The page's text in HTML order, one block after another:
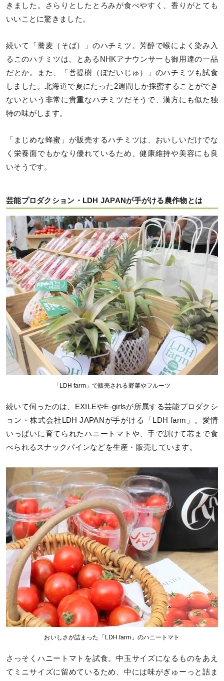
きました。さらりとしたとろみが食べやすく、香りがとても
いいことに驚きました。
続いて「蕎麦（そば）」のハチミツ。芳醇で喉によく染み入
るこのハチミツは、とあるNHKアナウンサーも御用達の一品
だとか。また、「菩提樹（ぼだいじゅ）」のハチミツも試食
しました。北海道で夏にたった2週間しか採蜜することができ
ないという非常に貴重なハチミツだそうで、漢方にも似た独
特の味がします。
「まじめな蜂蜜」が販売するハチミツは、おいしいだけでな
く栄養面でもかなり優れているため、健康維持や美容にも良
いそうです。
芸能プロダクション・LDH JAPANが手がける農作物とは
「LDH farm」で販売される野菜やフルーツ
続いて伺ったのは、EXILEやE-girlsが所属する芸能プロダクシ
ョン・株式会社LDH JAPANが手がける「LDH farm」。愛情
いっぱいに育てられたハニートマトや、手で割けて芯まで食
べられるスナックパインなどを生産・販売しています。
おいしさが詰まった「LDH farm」のハニートマト
さっそくハニートマトを試食。中玉サイズになるものをあえ
てミニサイズに留めているため、中には味がぎゅーっと詰ま